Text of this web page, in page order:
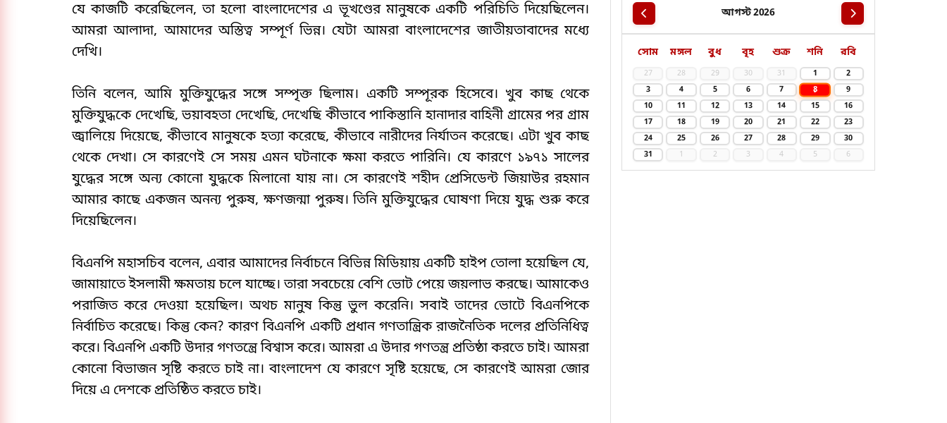
যে কাজটি করেছিলেন, তা হলো বাংলাদেশের এ ভূখণ্ডের মানুষকে একটি পরিচিতি দিয়েছিলেন।
আমরা আলাদা, আমাদের অস্তিত্ব সম্পূর্ণ ভিন্ন। যেটা আমরা বাংলাদেশের জাতীয়তাবাদের মধ্যে
দেখি।
তিনি বলেন, আমি মুক্তিযুদ্ধের সঙ্গে সম্পৃক্ত ছিলাম। একটি সম্পূরক হিসেবে। খুব কাছ থেকে
মুক্তিযুদ্ধকে দেখেছি, ভয়াবহতা দেখেছি, দেখেছি কীভাবে পাকিস্তানি হানাদার বাহিনী গ্রামের পর গ্রাম
জ্বালিয়ে দিয়েছে, কীভাবে মানুষকে হত্যা করেছে, কীভাবে নারীদের নির্যাতন করেছে। এটা খুব কাছ
থেকে দেখা। সে কারণেই সে সময় এমন ঘটনাকে ক্ষমা করতে পারিনি। যে কারণে ১৯৭১ সালের
যুদ্ধের সঙ্গে অন্য কোনো যুদ্ধকে মিলানো যায় না। সে কারণেই শহীদ প্রেসিডেন্ট জিয়াউর রহমান
আমার কাছে একজন অনন্য পুরুষ, ক্ষণজন্মা পুরুষ। তিনি মুক্তিযুদ্ধের ঘোষণা দিয়ে যুদ্ধ শুরু করে
দিয়েছিলেন।
বিএনপি মহাসচিব বলেন, এবার আমাদের নির্বাচনে বিভিন্ন মিডিয়ায় একটি হাইপ তোলা হয়েছিল যে,
জামায়াতে ইসলামী ক্ষমতায় চলে যাচ্ছে। তারা সবচেয়ে বেশি ভোট পেয়ে জয়লাভ করছে। আমাকেও
পরাজিত করে দেওয়া হয়েছিল। অথচ মানুষ কিন্তু ভুল করেনি। সবাই তাদের ভোটে বিএনপিকে
নির্বাচিত করেছে। কিন্তু কেন? কারণ বিএনপি একটি প্রধান গণতান্ত্রিক রাজনৈতিক দলের প্রতিনিধিত্ব
করে। বিএনপি একটি উদার গণতন্ত্রে বিশ্বাস করে। আমরা এ উদার গণতন্ত্র প্রতিষ্ঠা করতে চাই। আমরা
কোনো বিভাজন সৃষ্টি করতে চাই না। বাংলাদেশ যে কারণে সৃষ্টি হয়েছে, সে কারণেই আমরা জোর
দিয়ে এ দেশকে প্রতিষ্ঠিত করতে চাই।
আগস্ট 2026
সোম মঙ্গল বুধ বৃহ শুক্র শনি রবি
27 28 29 30 31 1
2
3
4 5 6 7 8
9
10
11 12 13 14 15
16
17
18 19 20 21 22
23
24
25 26 27 28 29
30
31
1 2 3 4 5 6